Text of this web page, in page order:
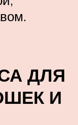
ДЛЯ
И